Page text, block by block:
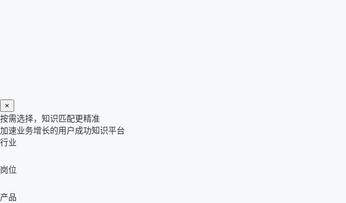
×
按需选择，知识匹配更精准
加速业务增长的用户成功知识平台
行业
岗位
产品